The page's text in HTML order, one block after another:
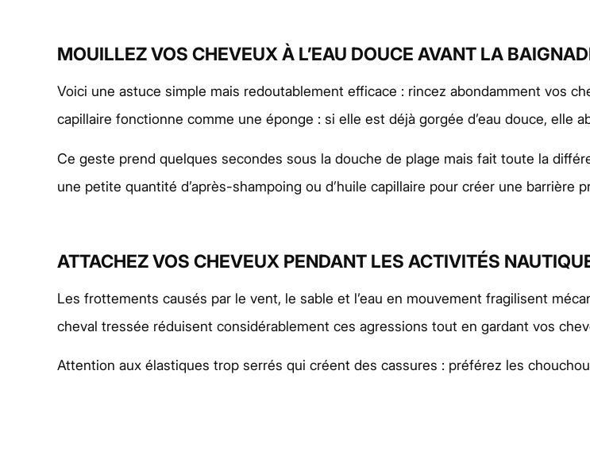
MOUILLEZ VOS CHEVEUX À L’EAU DOUCE AVANT LA
Voici une astuce simple mais redoutablement efficace : rincez abondamment vos
capillaire fonctionne comme une éponge : si elle est déjà gorgée d’eau douce, elle
Ce geste prend quelques secondes sous la douche de plage mais fait toute la
une petite quantité d’après-shampoing ou d’huile capillaire pour créer une barrière
ATTACHEZ VOS CHEVEUX PENDANT LES ACTIVITÉS
Les frottements causés par le vent, le sable et l’eau en mouvement fragilisent
cheval tressée réduisent considérablement ces agressions tout en gardant vos
Attention aux élastiques trop serrés qui créent des cassures : préférez les